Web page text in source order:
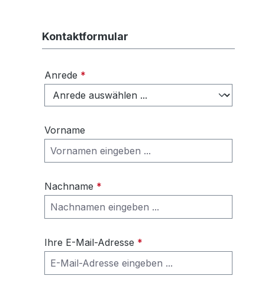
Kontaktformular
Anrede *
Vorname
Nachname *
Ihre E-Mail-Adresse *